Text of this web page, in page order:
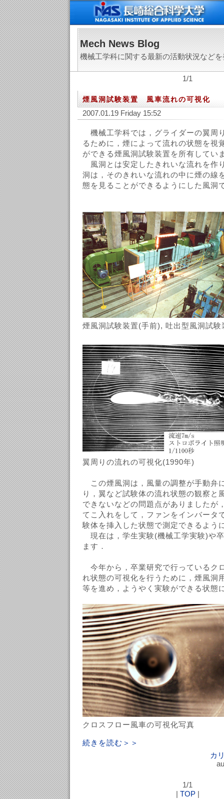
Mech News Blog
機械工学科に関する最新の活動状況など
1/1
煙風洞試験装置 風車流れの可視化
2007.01.19 Friday 15:52
機械工学科では，グライダーの翼周
るために，煙によって流れの状態を視
ができる煙風洞試験装置を所有してい
風洞とは安定したきれいな流れを作
洞は，そのきれいな流れの中に煙の線
態を見ることができるようにした風洞
煙風洞試験装置(手前), 吐出型風洞試験
翼周りの流れの可視化(1990年)
この煙風洞は，風量の調整が手動弁
り，翼など試験体の流れ状態の観察と
できないなどの問題点がありましたが
てこ入れをして，ファンをインバータ
験体を挿入した状態で測定できるよう
現在は，学生実験(機械工学実験)や
ます．
今年から，卒業研究で行っているク
れ状態の可視化を行うために，煙風洞
等を進め，ようやく実験ができる状態
クロスフロー風車の可視化写真
続きを読む＞＞
カ
1/1
| TOP|